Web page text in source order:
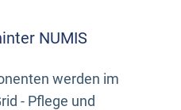
NUMIS
werden im
- Pflege und